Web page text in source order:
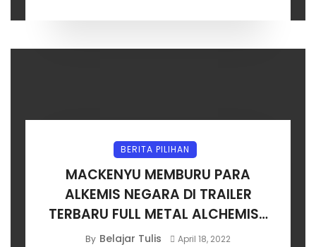
BERITA PILIHAN
MACKENYU MEMBURU PARA
ALKEMIS NEGARA DI TRAILER
TERBARU FULL METAL ALCHEMIST
LIVE ACTION
By Belajar Tulis April 18, 2022